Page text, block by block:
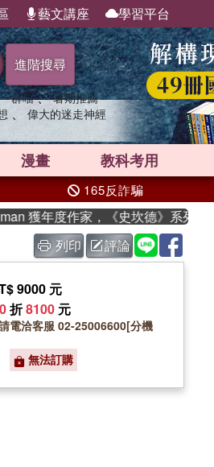
藝文講座 學習平台
進階搜尋
群喵 、 暑期推薦
、 偉大的迷走神經
漫畫 教科考用
165反詐騙
年度作家，《史坎德》系列帶你
列印 評論
9000 元
折8100 元
電洽客服 02-25006600[分機
無法訂購